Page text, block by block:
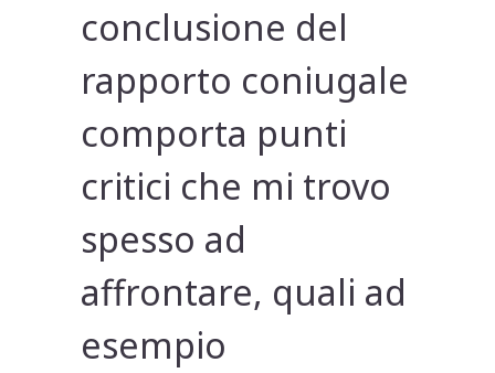
conclusione del
rapporto coniugale
comporta punti
critici che mi trovo
spesso ad
affrontare, quali ad
esempio